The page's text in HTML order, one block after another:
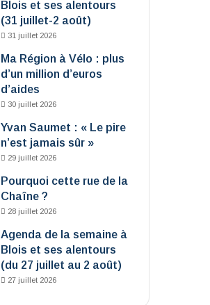
Blois et ses alentours
(31 juillet-2 août)
31 juillet 2026
Ma Région à Vélo : plus
d’un million d’euros
d’aides
30 juillet 2026
Yvan Saumet : « Le pire
n’est jamais sûr »
29 juillet 2026
Pourquoi cette rue de la
Chaîne ?
28 juillet 2026
Agenda de la semaine à
Blois et ses alentours
(du 27 juillet au 2 août)
27 juillet 2026